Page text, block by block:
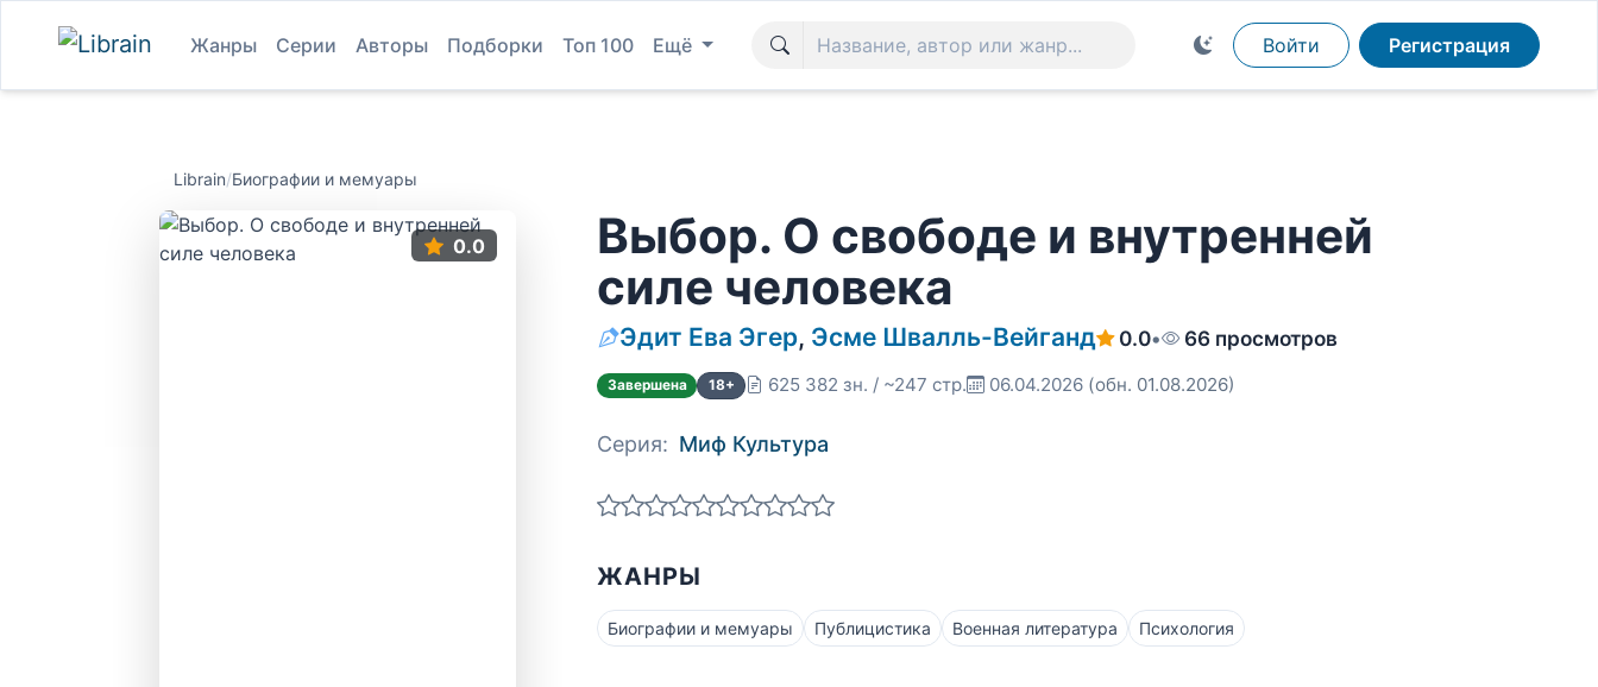
Жанры Серии Авторы Подборки Топ 100 Ещё Войти Регистрация
Librain/Биографии и мемуары
0.0
Выбор. О свободе и внутренней
силе человека
Эдит Ева Эгер, Эсме Швалль-Вейганд 0.0• 66 просмотров
Завершена 18+ 625 382 зн. / ~247 стр. 06.04.2026 (обн. 01.08.2026)
Серия: Миф Культура
ЖАНРЫ
Биографии и мемуары Публицистика Военная литература Психология